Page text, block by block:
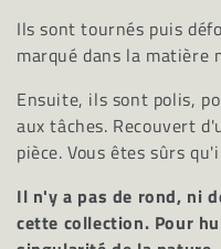
l
e
c
t
i
Ils sont tournés puis
marqué dans la matière
Ensuite, ils sont polis,
aux tâches. Recouvert
pièce. Vous êtes sûrs
Il n'y a pas de rond, ni
cette collection. Pour